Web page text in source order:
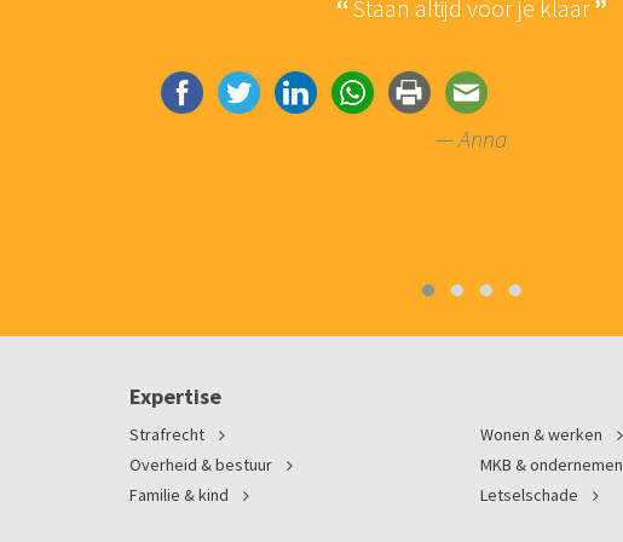
Staan altijd voor je klaar
— Anna
Expertise
Strafrecht
Wonen & werken
Overheid & bestuur
MKB & ondernemen
Familie & kind
Letselschade